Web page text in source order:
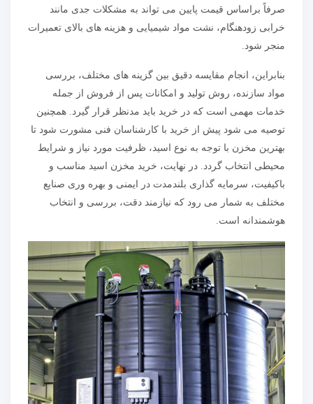
صرفاً براساس قیمت پایین می تواند به مشکلات جدی مانند
خرابی زودهنگام، نشت مواد شیمیایی و هزینه های بالای تعمیرات
منجر شود.
بنابراین، انجام مقایسه دقیق بین گزینه های مختلف، بررسی
مواد سازنده، روش تولید و امکانات پس از فروش از جمله
خدمات مهمی است که در خرید باید مدنظر قرار گیرد. همچنین
توصیه می شود پیش از خرید با کارشناسان فنی مشورت شود تا
بهترین مخزن با توجه به نوع اسید، ظرفیت مورد نیاز و شرایط
محیطی انتخاب گردد. در نهایت، خرید مخزن اسید مناسب و
باکیفیت، سرمایه گذاری بلندمدت در ایمنی و بهره وری صنایع
مختلف به شمار می رود که نیازمند دقت، بررسی و انتخاب
هوشمندانه است.